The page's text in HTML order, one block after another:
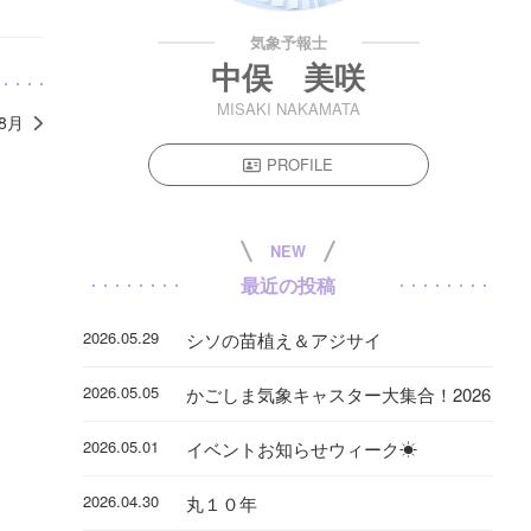
月
気象予報士
中俣 美咲
MISAKI NAKAMATA
PROFILE
NEW
最近の投稿
2026.05.29 シソの苗植え＆アジサイ
2026.05.05 かごしま気象キャスター大集合！2026
2026.05.01 イベントお知らせウィーク☀
2026.04.30 丸１０年